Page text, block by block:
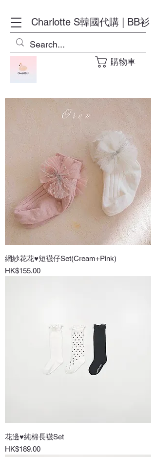
Charlotte S韓國代購 | BB衫
購物車
網紗花花♥短襪仔Set(Cream+Pink)
價格
HK$155.00
花邊♥純棉長襪Set
價格
HK$189.00